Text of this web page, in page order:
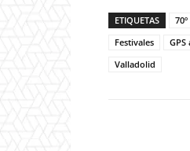
ETIQUETAS
Festivales
Valladolid